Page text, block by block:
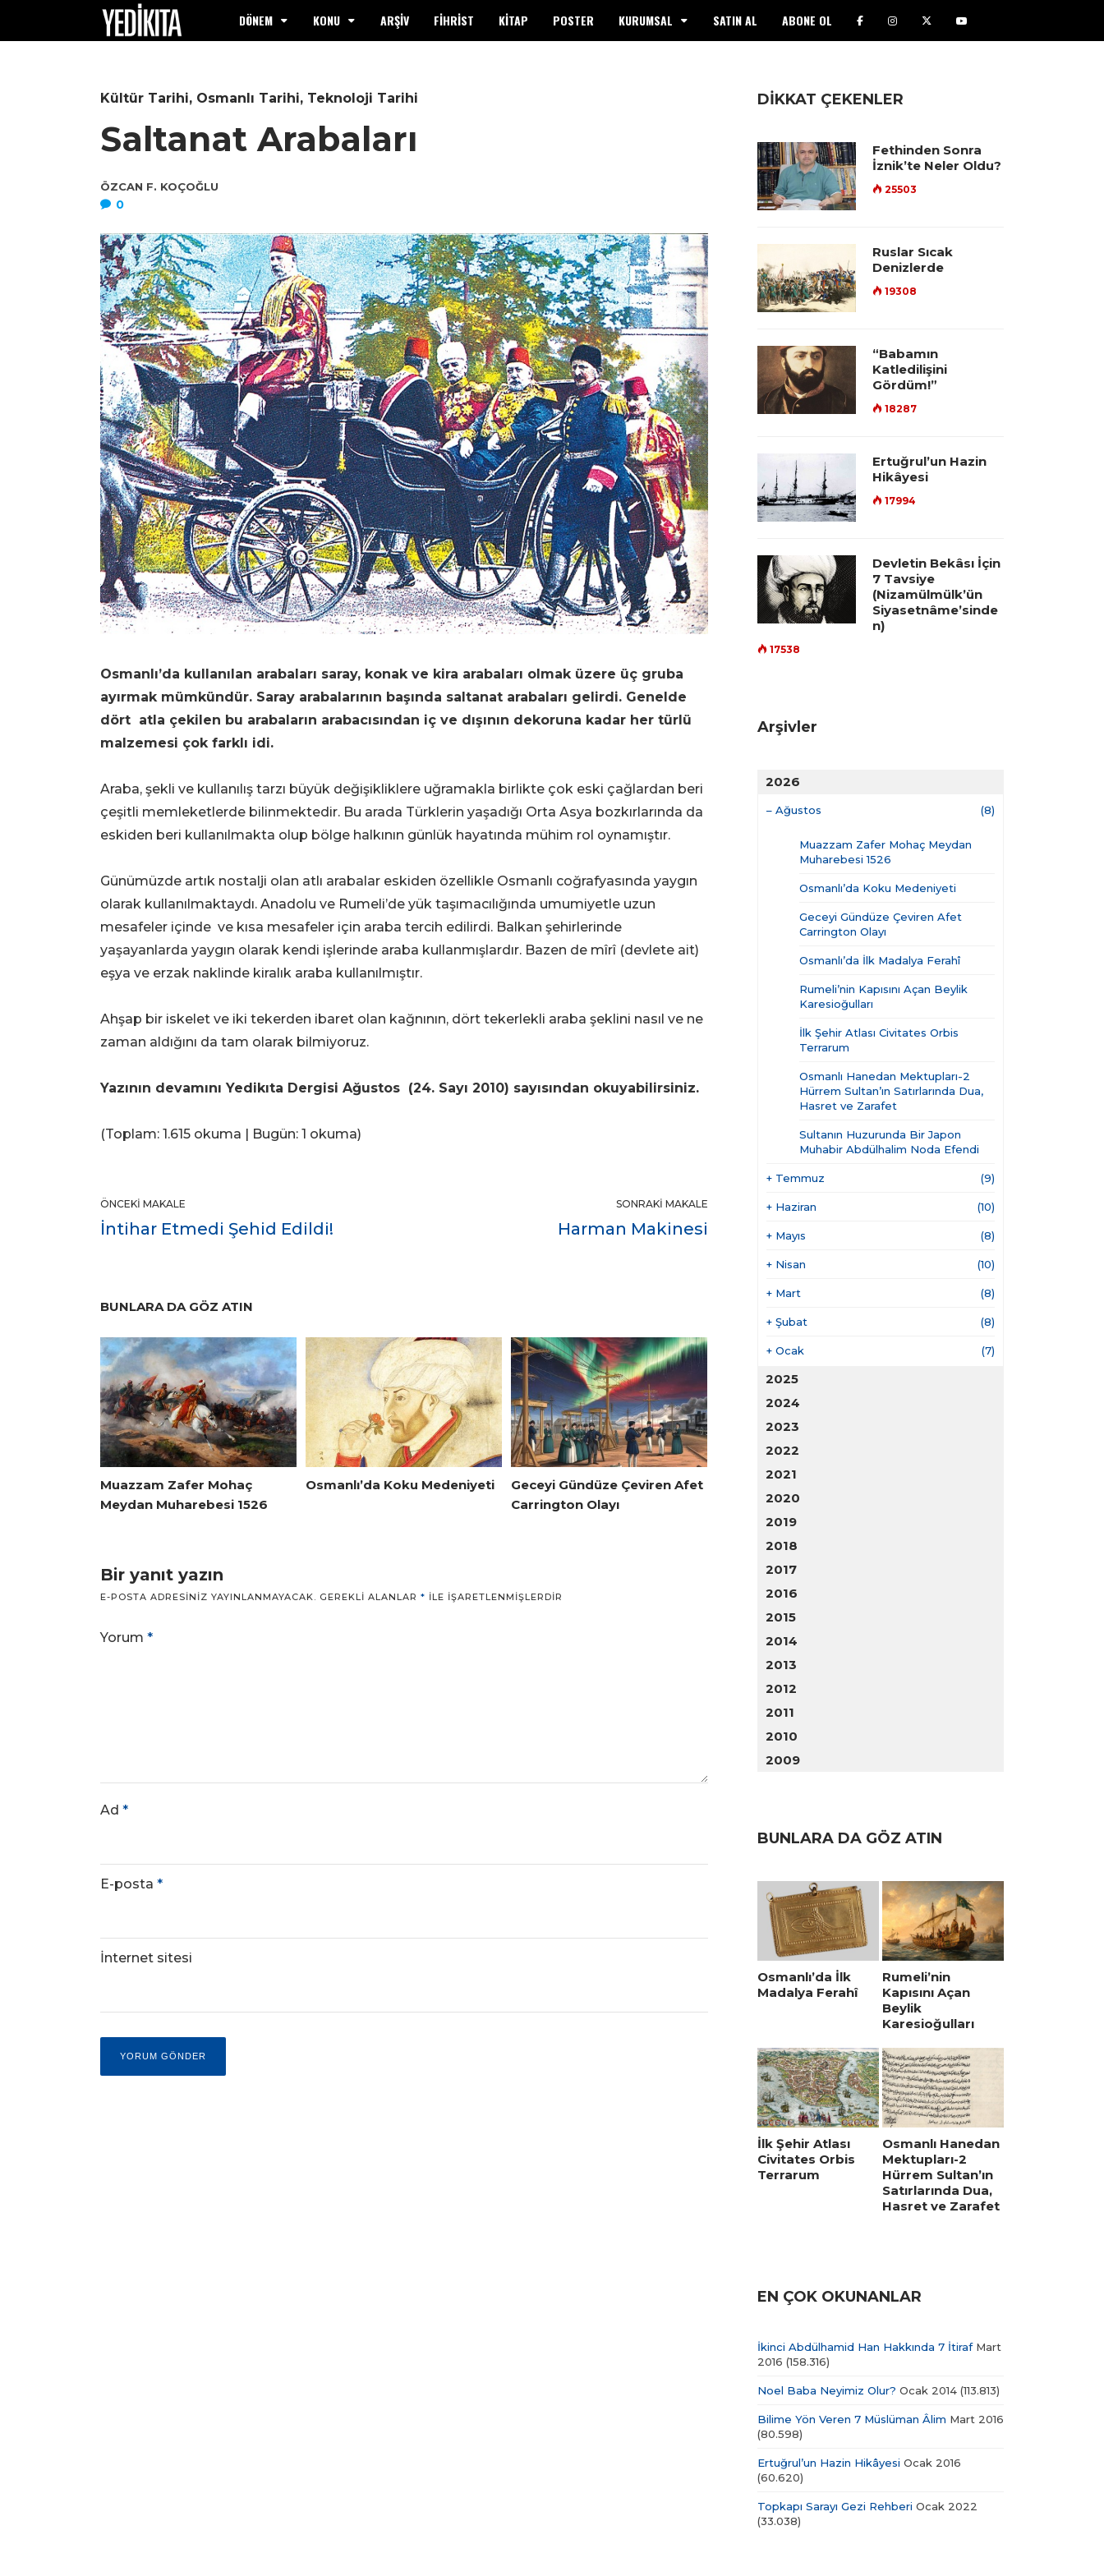
DÖNEM KONU ARŞİV FİHRİST KİTAP POSTER KURUMSAL SATIN AL ABONE OL
Kültür Tarihi, Osmanlı Tarihi, Teknoloji Tarihi
Saltanat Arabaları
ÖZCAN F. KOÇOĞLU
0
Osmanlı’da kullanılan arabaları saray, konak ve kira arabaları olmak üzere üç gruba
ayırmak mümkündür. Saray arabalarının başında saltanat arabaları gelirdi. Genelde
dört atla çekilen bu arabaların arabacısından iç ve dışının dekoruna kadar her türlü
malzemesi çok farklı idi.
Araba, şekli ve kullanılış tarzı büyük değişikliklere uğramakla birlikte çok eski çağlardan beri
çeşitli memleketlerde bilinmektedir. Bu arada Türklerin yaşadığı Orta Asya bozkırlarında da
eskiden beri kullanılmakta olup bölge halkının günlük hayatında mühim rol oynamıştır.
Günümüzde artık nostalji olan atlı arabalar eskiden özellikle Osmanlı coğrafyasında yaygın
olarak kullanılmaktaydı. Anadolu ve Rumeli’de yük taşımacılığında umumiyetle uzun
mesafeler içinde ve kısa mesafeler için araba tercih edilirdi. Balkan şehirlerinde
yaşayanlarda yaygın olarak kendi işlerinde araba kullanmışlardır. Bazen de mîrî (devlete ait)
eşya ve erzak naklinde kiralık araba kullanılmıştır.
Ahşap bir iskelet ve iki tekerden ibaret olan kağnının, dört tekerlekli araba şeklini nasıl ve ne
zaman aldığını da tam olarak bilmiyoruz.
Yazının devamını Yedikıta Dergisi Ağustos (24. Sayı 2010) sayısından okuyabilirsiniz.
(Toplam: 1.615 okuma | Bugün: 1 okuma)
ÖNCEKI MAKALE
İntihar Etmedi Şehid Edildi!
SONRAKI MAKALE
Harman Makinesi
BUNLARA DA GÖZ ATIN
Muazzam Zafer Mohaç
Meydan Muharebesi 1526
Osmanlı’da Koku Medeniyeti
Geceyi Gündüze Çeviren Afet
Carrington Olayı
Bir yanıt yazın
E-POSTA ADRESINIZ YAYINLANMAYACAK. GEREKLI ALANLAR * ILE IŞARETLENMIŞLERDIR
Yorum *
Ad *
E-posta *
İnternet sitesi
DİKKAT ÇEKENLER
Fethinden Sonra
İznik’te Neler Oldu?
25503
Ruslar Sıcak
Denizlerde
19308
“Babamın
Katledilişini
Gördüm!”
18287
Ertuğrul’un Hazin
Hikâyesi
17994
Devletin Bekâsı İçin
7 Tavsiye
(Nizamülmülk’ün
Siyasetnâme’sinde
n)
17538
Arşivler
2026
– Ağustos (8)
Muazzam Zafer Mohaç Meydan
Muharebesi 1526
Osmanlı’da Koku Medeniyeti
Geceyi Gündüze Çeviren Afet
Carrington Olayı
Osmanlı’da İlk Madalya Ferahî
Rumeli’nin Kapısını Açan Beylik
Karesioğulları
İlk Şehir Atlası Civitates Orbis
Terrarum
Osmanlı Hanedan Mektupları-2
Hürrem Sultan’ın Satırlarında Dua,
Hasret ve Zarafet
Sultanın Huzurunda Bir Japon
Muhabir Abdülhalim Noda Efendi
+ Temmuz (9)
+ Haziran (10)
+ Mayıs (8)
+ Nisan (10)
+ Mart (8)
+ Şubat (8)
+ Ocak (7)
2025
2024
2023
2022
2021
2020
2019
2018
2017
2016
2015
2014
2013
2012
2011
2010
2009
BUNLARA DA GÖZ ATIN
Osmanlı’da İlk
Madalya Ferahî
Rumeli’nin
Kapısını Açan
Beylik
Karesioğulları
İlk Şehir Atlası
Civitates Orbis
Terrarum
Osmanlı Hanedan
Mektupları-2
Hürrem Sultan’ın
Satırlarında Dua,
Hasret ve Zarafet
EN ÇOK OKUNANLAR
İkinci Abdülhamid Han Hakkında 7 İtirafMart
2016 (158.316)
Noel Baba Neyimiz Olur? Ocak 2014 (113.813)
Bilime Yön Veren 7 Müslüman Âlim Mart 2016
(80.598)
Ertuğrul’un Hazin Hikâyesi Ocak 2016
(60.620)
Topkapı Sarayı Gezi Rehberi Ocak 2022
(33.038)